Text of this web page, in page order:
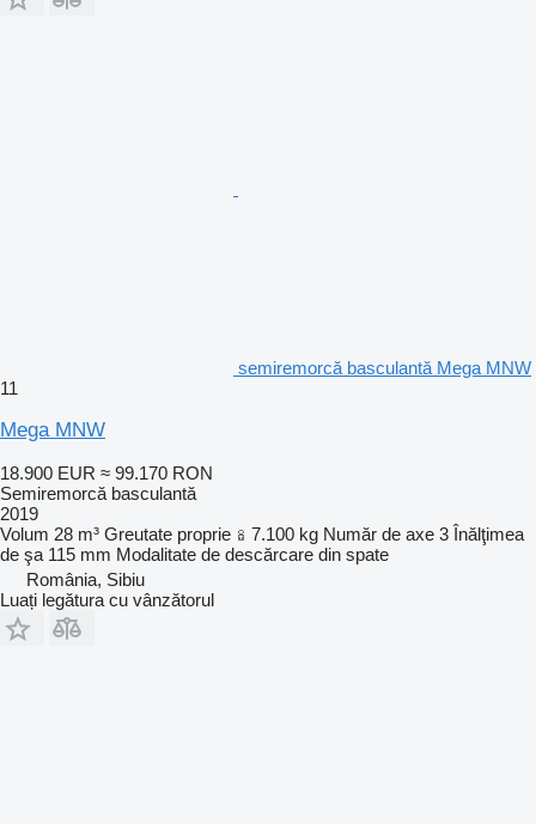
semiremorcă basculantă Mega MNW
11
Mega MNW
18.900 EUR ≈ 99.170 RON
Semiremorcă basculantă
2019
Volum 28 m³ Greutate proprie 7.100 kg Număr de axe 3 Înălţimea
de şa 115 mm Modalitate de descărcare din spate
România, Sibiu
Luați legătura cu vânzătorul